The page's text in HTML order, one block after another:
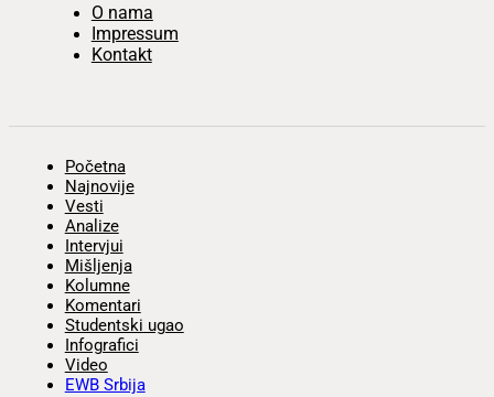
O nama
Impressum
Kontakt
Početna
Najnovije
Vesti
Analize
Intervjui
Mišljenja
Kolumne
Komentari
Studentski ugao
Infografici
Video
EWB Srbija